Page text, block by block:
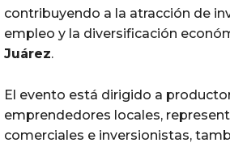
contribuyendo a la atracción de
empleo y la diversificación
Juárez.
El evento está dirigido a
emprendedores locales,
comerciales e inversionistas,